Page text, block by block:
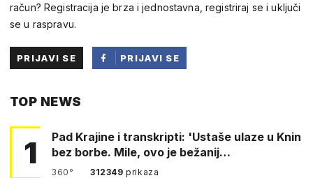
račun? Registracija je brza i jednostavna, registriraj se i uključi
se u raspravu.
PRIJAVI SE
PRIJAVI SE
TOP NEWS
1
Pad Krajine i transkripti: 'Ustaše ulaze u Knin
bez borbe. Mile, ovo je bežanij…
360° 312349prikaza